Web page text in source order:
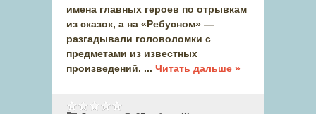
имена главных героев по отрывкам
из сказок, а на «Ребусном» —
разгадывали головоломки с
предметами из известных
произведений. ... Читать дальше »